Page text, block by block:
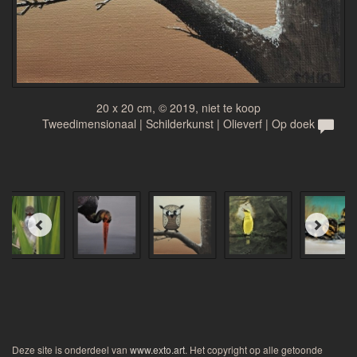
20 x 20 cm, © 2019, niet te koop
Tweedimensionaal | Schilderkunst | Olieverf | Op doek
Deze site is onderdeel van www.exto.art. Het copyright op alle getoonde